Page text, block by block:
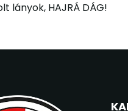
lányok, HAJRÁ DÁG!